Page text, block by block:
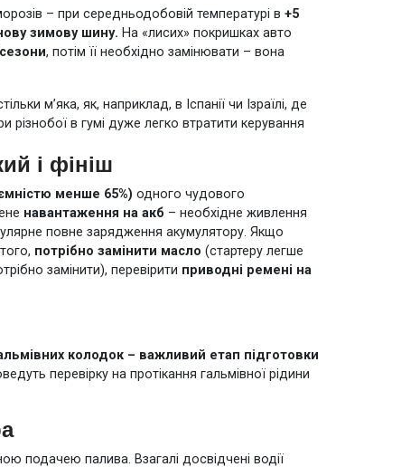
– при середньодобовій температурі в +5
зимову шину. На «лисих» покришках авто
, потім її необхідно замінювати – вона
м’яка, як, наприклад, в Іспанії чи Ізраїлі, де
різнобої в гумі дуже легко втратити керування
і фініш
менше 65%) одного чудового
навантаження на акб – необхідне живлення
повне зарядження акумулятору. Якщо
потрібно замінити масло (стартеру легше
замінити), перевірити приводні ремені на
колодок – важливий етап підготовки
перевірку на протікання гальмівної рідини
подачею палива. Взагалі досвідчені водії